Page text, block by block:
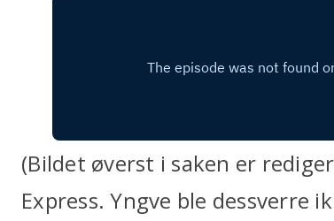
(Bildet øverst i saken er
Express. Yngve ble dessverre